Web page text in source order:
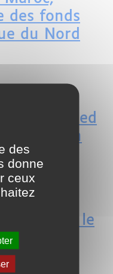
des fonds
du Nord
: le Maroc,
:
Mohamed
champion
kickboxing :
dans le
: le
match
des
donne
ceux